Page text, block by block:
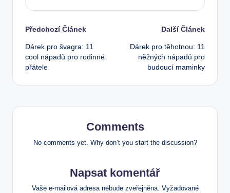
Post
navigation
Předchozí Článek
Dárek pro švagra: 11
cool nápadů pro rodinné
přátele
Další Článek
Dárek pro těhotnou: 11
něžných nápadů pro
budoucí maminky
Comments
No comments yet. Why don’t you start the discussion?
Napsat komentář
Vaše e-mailová adresa nebude zveřejněna. Vyžadované